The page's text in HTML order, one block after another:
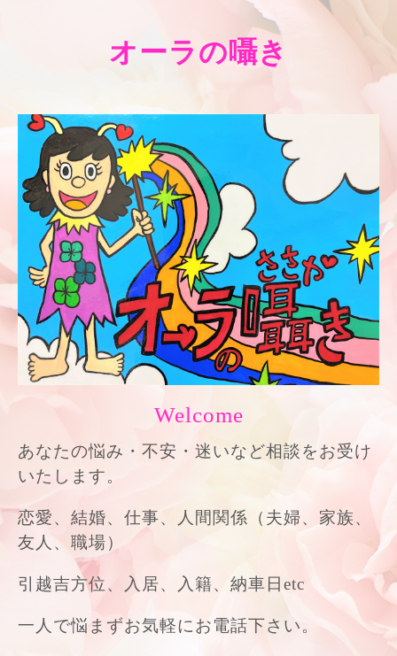
オーラの囁き
Welcome
あなたの悩み・不安・迷いなど相談をお受け
いたします。
恋愛、結婚、仕事、人間関係（夫婦、家族、
友人、職場）
引越吉方位、 入居、入籍、納車日etc
一人で悩まずお気軽にお電話下さい。